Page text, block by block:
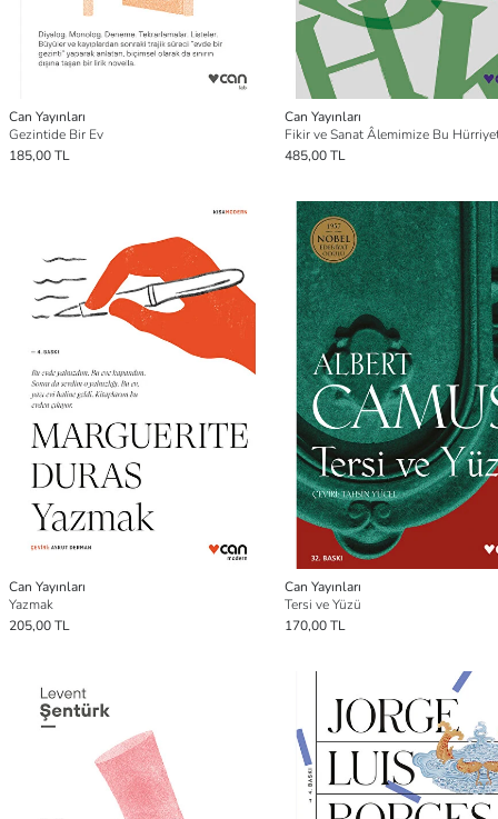
Can Yayınları
Gezintide Bir Ev
185,00 TL
Can Yayınları
485,00 TL
Can Yayınları
Yazmak
205,00 TL
Can Yayınları
Tersi ve Yüzü
170,00 TL